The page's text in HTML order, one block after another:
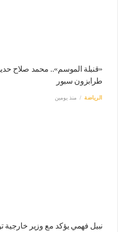
«قنبلة الموسم».. محمد صلاح
طرابزون سبور
الرياضة منذ يومين
نبيل فهمي يؤكد مع وزير خارجية